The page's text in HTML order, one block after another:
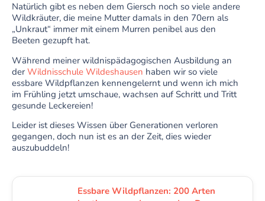
Natürlich gibt es neben dem Giersch noch so viele andere
Wildkräuter, die meine Mutter damals in den 70ern als
„Unkraut“ immer mit einem Murren penibel aus den
Beeten gezupft hat.
Während meiner wildnispädagogischen Ausbildung an
der Wildnisschule Wildeshausen haben wir so viele
essbare Wildpflanzen kennengelernt und wenn ich mich
im Frühling jetzt umschaue, wachsen auf Schritt und Tritt
gesunde Leckereien!
Leider ist dieses Wissen über Generationen verloren
gegangen, doch nun ist es an der Zeit, dies wieder
auszubuddeln!
Essbare Wildpflanzen: 200 Arten